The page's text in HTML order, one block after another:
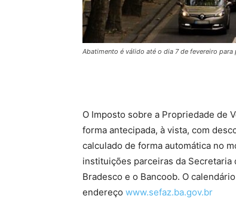
Abatimento é válido até o dia 7 de fevereiro
O Imposto sobre a Propriedade de
forma antecipada, à vista, com
calculado de forma automática no
instituições parceiras da Secretaria
Bradesco e o Bancoob. O
endereço www.sefaz.ba.gov.br